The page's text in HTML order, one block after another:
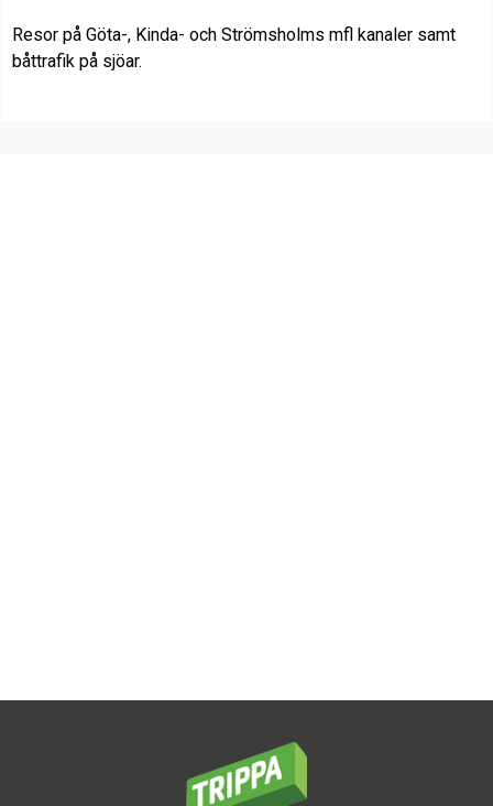
Resor på Göta-, Kinda- och Strömsholms mfl kanaler samt
båttrafik på sjöar.